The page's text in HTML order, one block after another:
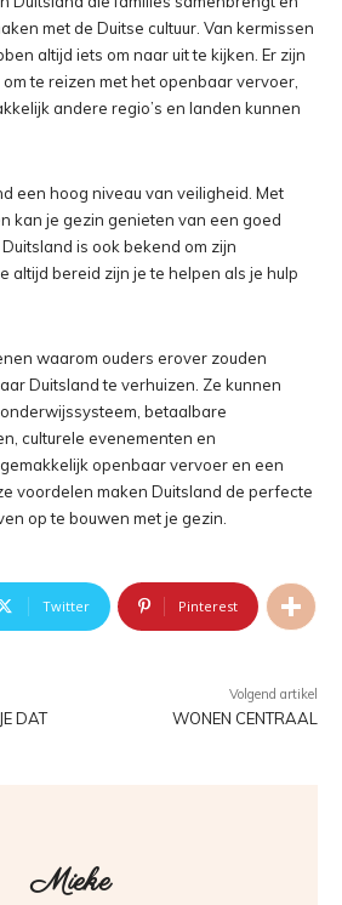
met de Duitse cultuur. Van kermissen
altijd iets om naar uit te kijken. Er zijn
te reizen met het openbaar vervoer,
andere regio’s en landen kunnen
een hoog niveau van veiligheid. Met
kan je gezin genieten van een goed
is ook bekend om zijn
altijd bereid zijn je te helpen als je hulp
waarom ouders erover zouden
Duitsland te verhuizen. Ze kunnen
betaalbare
culturele evenementen en
openbaar vervoer en een
voordelen maken Duitsland de perfecte
op te bouwen met je gezin.
Twitter Pinterest
DAT
Volgend artikel
WONEN CENTRAAL
Mieke